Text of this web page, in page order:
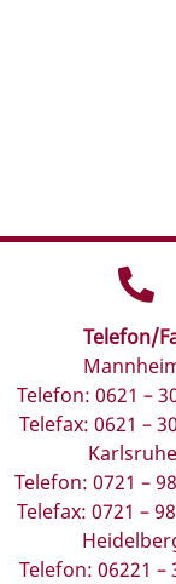
Telefon/
Telefon: 0621 –
Telefax: 0621 –
Telefon: 0721 –
Telefax: 0721 –
Telefon: 06221 –